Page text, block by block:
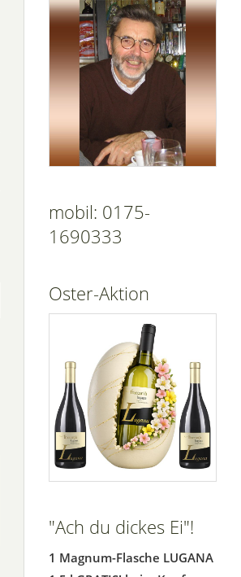
mobil: 0175-
1690333
Oster-Aktion
"Ach du dickes Ei"!
1 Magnum-Flasche LUGANA